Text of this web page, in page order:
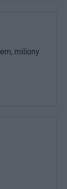
miliony